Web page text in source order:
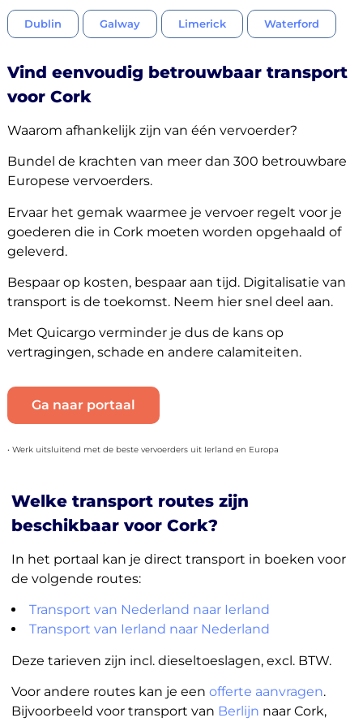
Dublin Galway Limerick Waterford
Vind eenvoudig betrouwbaar transport
voor Cork
Waarom afhankelijk zijn van één vervoerder?
Bundel de krachten van meer dan 300 betrouwbare
Europese vervoerders.
Ervaar het gemak waarmee je vervoer regelt voor je
goederen die in Cork moeten worden opgehaald of
geleverd.
Bespaar op kosten, bespaar aan tijd. Digitalisatie van
transport is de toekomst. Neem hier snel deel aan.
Met Quicargo verminder je dus de kans op
vertragingen, schade en andere calamiteiten.
Ga naar portaal
• Werk uitsluitend met de beste vervoerders uit Ierland en Europa
Welke transport routes zijn
beschikbaar voor Cork?
In het portaal kan je direct transport in boeken voor
de volgende routes:
Transport van Nederland naar Ierland
Transport van Ierland naar Nederland
Deze tarieven zijn incl. dieseltoeslagen, excl. BTW.
Voor andere routes kan je een offerte aanvragen.
Bijvoorbeeld voor transport van Berlijn naar Cork,